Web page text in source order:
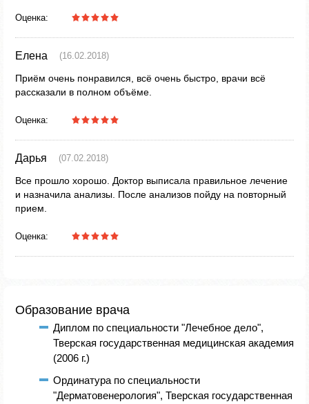
Оценка:
Елена (16.02.2018)
Приём очень понравился, всё очень быстро, врачи всё
рассказали в полном объёме.
Оценка:
Дарья (07.02.2018)
Все прошло хорошо. Доктор выписала правильное лечение
и назначила анализы. После анализов пойду на повторный
прием.
Оценка:
Образование врача
Диплом по специальности "Лечебное дело",
Тверская государственная медицинская академия
(2006 г.)
Ординатура по специальности
"Дерматовенерология", Тверская государственная